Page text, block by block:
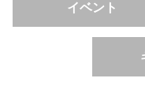
イベント